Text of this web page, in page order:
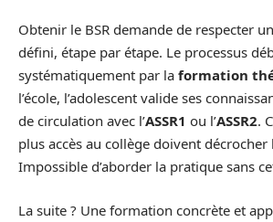
Obtenir le BSR demande de respecter
défini, étape par étape. Le processus
systématiquement par la formation
l’école, l’adolescent valide ses
de circulation avec l’ASSR1 ou l’ASSR2.
plus accès au collège doivent décrocher
Impossible d’aborder la pratique sans
La suite ? Une formation concrète et